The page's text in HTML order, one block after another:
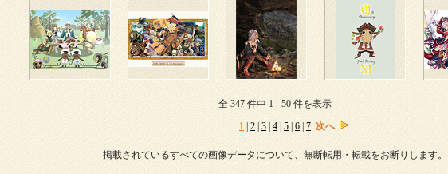
全 347 件中 1 - 50 件を表示
1| 2 3 4 5 6 7 次へ
掲載されているすべての画像データについて、無断転用・転載をお断りします。